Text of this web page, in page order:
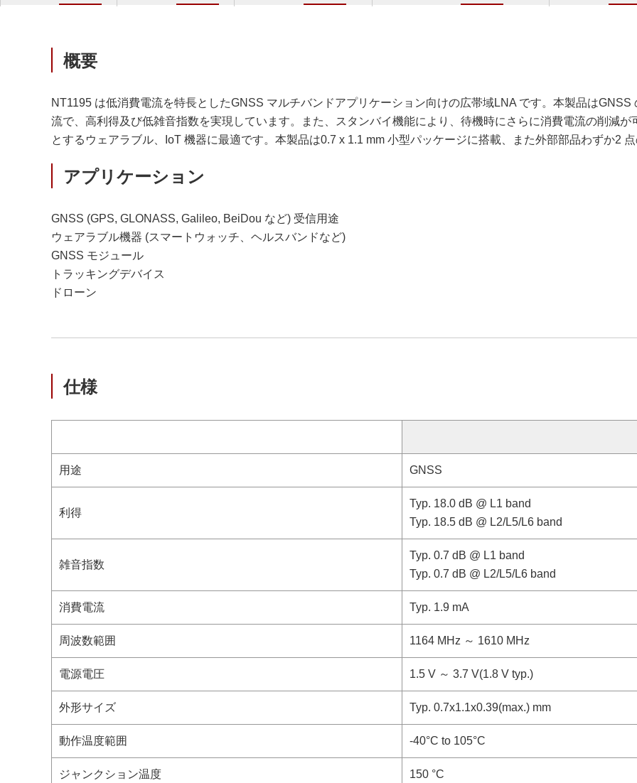
概要
NT1195 は低消費電流を特長としたGNSS マルチバンドアプリケーション向けの広帯域LNA です。本製品は
流で、高利得及び低雑音指数を実現しています。また、スタンバイ機能により、待機時にさらに消費電流の削減
とするウェアラブル、IoT 機器に最適です。本製品は0.7 x 1.1 mm 小型パッケージに搭載、また外部部品わずか2
アプリケーション
GNSS (GPS, GLONASS, Galileo, BeiDou など) 受信用途
ウェアラブル機器 (スマートウォッチ、ヘルスバンドなど)
GNSS モジュール
トラッキングデバイス
ドローン
仕様
用途 GNSS
利得
Typ. 18.0 dB @ L1 band
Typ. 18.5 dB @ L2/L5/L6 band
雑音指数
Typ. 0.7 dB @ L1 band
Typ. 0.7 dB @ L2/L5/L6 band
消費電流 Typ. 1.9 mA
周波数範囲 1164 MHz ～ 1610 MHz
電源電圧 1.5 V ～ 3.7 V(1.8 V typ.)
外形サイズ Typ. 0.7x1.1x0.39(max.) mm
動作温度範囲 -40°C to 105°C
ジャンクション温度 150 °C